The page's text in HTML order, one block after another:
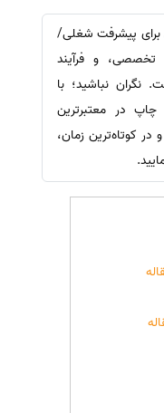
برای پیشرفت شغلی/
و فرآیند
نگران نباشید؛ با
در معتبرترین
کوتاه‌ترین زمان،